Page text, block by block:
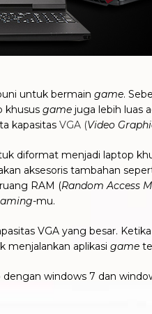
untuk bermain game.
khusus game juga lebih luas
kapasitas VGA (Video
diformat menjadi laptop
aksesoris tambahan
RAM (Random Access
-mu.
VGA yang besar.
menjalankan aplikasi game
dengan windows 7 dan